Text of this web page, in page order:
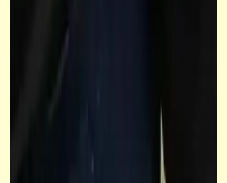
أن تظل صامتاً فيظن الناس (مجرد ظن) أنّك أبله
خيرٌ لك ألف مرّة من أن تتكلّم فتؤكّد لهم تلك